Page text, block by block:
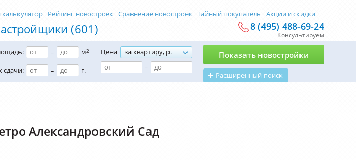
(601)
Рейтинг новостроек Сравнение новостроек Тайный покупатель Акции и скидки
8 (495) 488-69-24
Консультируем
– м2
сдачи: – г.
Цена
за квартиру, р.
–
Расширенный поиск
Показать новостройки
Александровский Сад